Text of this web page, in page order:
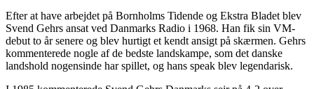
Efter at have arbejdet på Bornholms Tidende og Ekstra Bladet blev
Svend Gehrs ansat ved Danmarks Radio i 1968. Han fik sin VM-
debut to år senere og blev hurtigt et kendt ansigt på skærmen. Gehrs
kommenterede nogle af de bedste landskampe, som det danske
landshold nogensinde har spillet, og hans speak blev legendarisk.